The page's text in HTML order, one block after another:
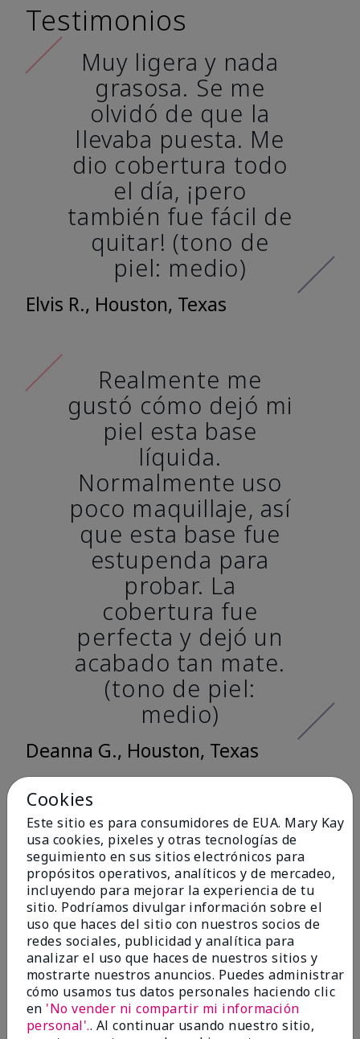
Testimonios
Muy ligera y nada
grasosa. Se me
olvidó de que la
llevaba puesta. Me
dio cobertura todo
el día, ¡pero
también fue fácil de
quitar! (tono de
piel: medio)
Elvis R., Houston, Texas
Realmente me
gustó cómo dejó mi
piel esta base
líquida.
Normalmente uso
poco maquillaje, así
que esta base fue
estupenda para
probar. La
cobertura fue
perfecta y dejó un
acabado tan mate.
(tono de piel:
medio)
Deanna G., Houston, Texas
Me encantó lo
suave que se siente
al aplicarla. Tiene
un acabado mate
muy bonito y no se
siente pastosa en la
piel. (tono de piel:
claro)
Cookies
Este sitio es para consumidores de EUA. Mary Kay
usa cookies, pixeles y otras tecnologías de
seguimiento en sus sitios electrónicos para
propósitos operativos, analíticos y de mercadeo,
incluyendo para mejorar la experiencia de tu
sitio. Podríamos divulgar información sobre el
uso que haces del sitio con nuestros socios de
redes sociales, publicidad y analítica para
analizar el uso que haces de nuestros sitios y
mostrarte nuestros anuncios. Puedes administrar
cómo usamos tus datos personales haciendo clic
en 'No vender ni compartir mi información
personal'.. Al continuar usando nuestro sitio,